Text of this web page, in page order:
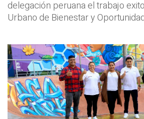
delegación peruana el trabajo
Urbano de Bienestar y